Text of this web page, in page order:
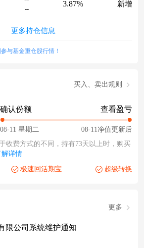
--
3.87% 新增
更多持仓信息
与基金重仓股行情！
买入、卖出规则
确认份额
08-11 星期二
查看盈亏
08-11净值更新后
收费方式的不同，持有73天以上时，购买
解详情
极速回活期宝 超级转换
更多
限公司系统维护通知